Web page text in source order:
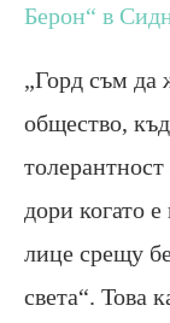
Берон“ в
„Горд съм да
общество,
толерантност
дори когато
лице срещу
света“. Това